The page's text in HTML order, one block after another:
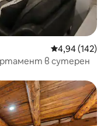
Средна
4,94 (142)
в сутерен